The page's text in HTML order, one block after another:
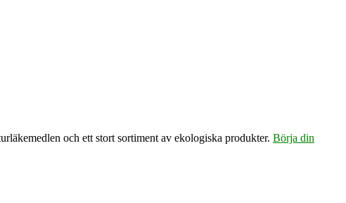
och ett stort sortiment av ekologiska produkter. Börja din